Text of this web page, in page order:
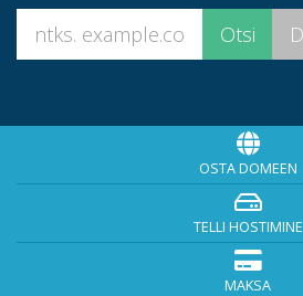
OSTA DOMEEN
TELLI HOSTIMINE
MAKSA